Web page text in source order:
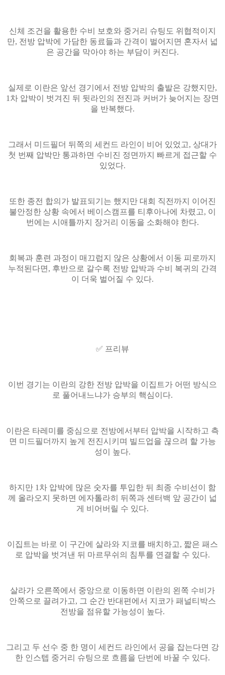
신체 조건을 활용한 수비 보호와 중거리 슈팅도 위협적이지
만, 전방 압박에 가담한 동료들과 간격이 벌어지면 혼자서 넓
은 공간을 막아야 하는 부담이 커진다.
실제로 이란은 앞선 경기에서 전방 압박의 출발은 강했지만,
1차 압박이 벗겨진 뒤 뒷라인의 전진과 커버가 늦어지는 장면
을 반복했다.
그래서 미드필더 뒤쪽의 세컨드 라인이 비어 있었고, 상대가
첫 번째 압박만 통과하면 수비진 정면까지 빠르게 접근할 수
있었다.
또한 종전 합의가 발표되기는 했지만 대회 직전까지 이어진
불안정한 상황 속에서 베이스캠프를 티후아나에 차렸고, 이
번에는 시애틀까지 장거리 이동을 소화해야 한다.
회복과 훈련 과정이 매끄럽지 않은 상황에서 이동 피로까지
누적된다면, 후반으로 갈수록 전방 압박과 수비 복귀의 간격
이 더욱 벌어질 수 있다.
✅ 프리뷰
이번 경기는 이란의 강한 전방 압박을 이집트가 어떤 방식으
로 풀어내느냐가 승부의 핵심이다.
이란은 타레미를 중심으로 전방에서부터 압박을 시작하고 측
면 미드필더까지 높게 전진시키며 빌드업을 끊으려 할 가능
성이 높다.
하지만 1차 압박에 많은 숫자를 투입한 뒤 최종 수비선이 함
께 올라오지 못하면 에자톨라히 뒤쪽과 센터백 앞 공간이 넓
게 비어버릴 수 있다.
이집트는 바로 이 구간에 살라와 지코를 배치하고, 짧은 패스
로 압박을 벗겨낸 뒤 마르무쉬의 침투를 연결할 수 있다.
살라가 오른쪽에서 중앙으로 이동하면 이란의 왼쪽 수비가
안쪽으로 끌려가고, 그 순간 반대편에서 지코가 패널티박스
전방을 점유할 가능성이 높다.
그리고 두 선수 중 한 명이 세컨드 라인에서 공을 잡는다면 강
한 인스텝 중거리 슈팅으로 흐름을 단번에 바꿀 수 있다.